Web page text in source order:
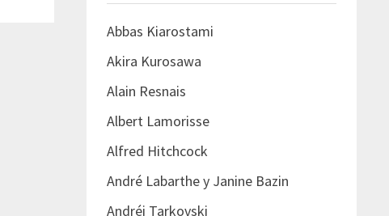
Abbas Kiarostami
Akira Kurosawa
Alain Resnais
Albert Lamorisse
Alfred Hitchcock
André Labarthe y Janine Bazin
Andréi Tarkovski